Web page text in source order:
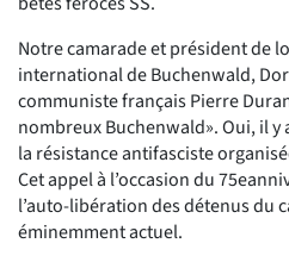
Notre camarade et président de
international de Buchenwald,
communiste français Pierre
nombreux Buchenwald». Oui, il
la résistance antifasciste
Cet appel à l’occasion du
l’auto-libération des détenus du
éminemment actuel.